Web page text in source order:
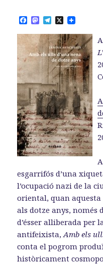
F
a
c
e
b
o
k
M
a
s
t
o
d
o
n
T
e
l
e
g
r
a
m
X
esgarrifós d’una
l’ocupació nazi de la
oriental, quan
als dotze anys, només
d’ésser alliberada per
antifeixista,Amb els
conta el pogrom
històricament